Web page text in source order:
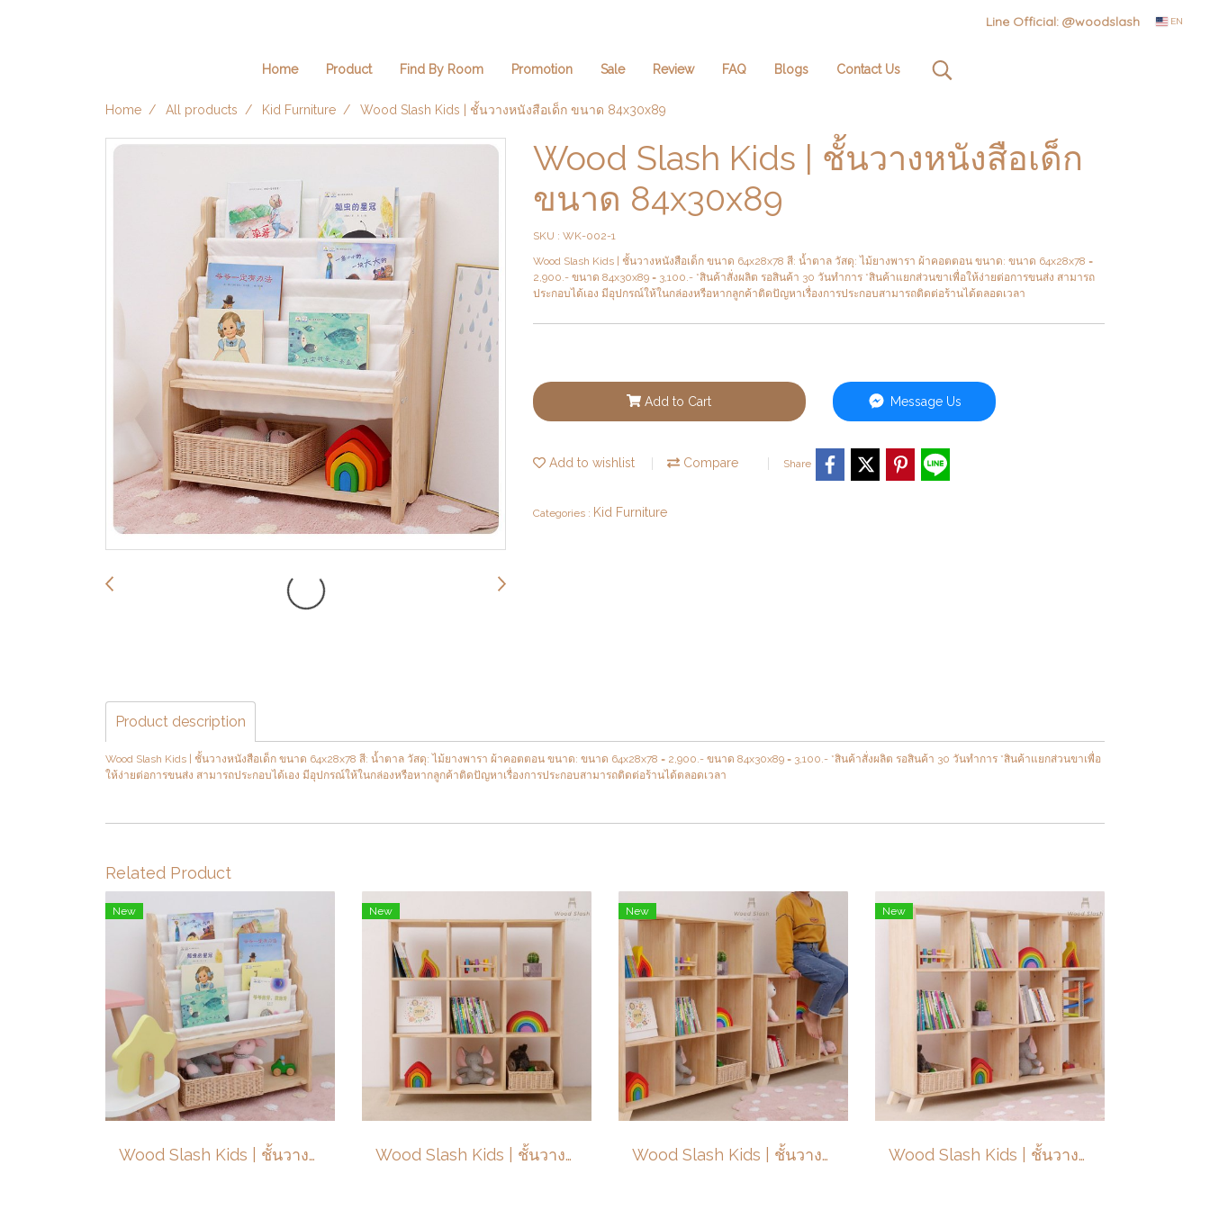
Line Official: @woodslash EN
Home Product Find By Room Promotion Sale Review FAQ Blogs Contact Us
Home All products Kid Furniture Wood Slash Kids | ชั้นวางหนังสือเด็ก ขนาด 84x30x89
Wood Slash Kids | ชั้นวางหนังสือเด็ก
ขนาด 84x30x89
SKU : WK-002-1
Wood Slash Kids | ชั้นวางหนังสือเด็ก ขนาด 64x28x78 สี: น้ำตาล วัสดุ: ไม้ยางพารา ผ้าคอตตอน ขนาด: ขนาด 64x28x78 =
2,900.- ขนาด 84x30x89 = 3,100.- *สินค้าสั่งผลิต รอสินค้า 30 วันทำการ *สินค้าแยกส่วนขาเพื่อให้ง่ายต่อการขนส่ง สามารถ
ประกอบได้เอง มีอุปกรณ์ให้ในกล่องหรือหากลูกค้าติดปัญหาเรื่องการประกอบสามารถติดต่อร้านได้ตลอดเวลา
Add to Cart Message Us
Add to wishlist Compare Share
Categories : Kid Furniture
Product description
Wood Slash Kids | ชั้นวางหนังสือเด็ก ขนาด 64x28x78 สี: น้ำตาล วัสดุ: ไม้ยางพารา ผ้าคอตตอน ขนาด: ขนาด 64x28x78 = 2,900.- ขนาด 84x30x89 = 3,100.- *สินค้าสั่งผลิต รอสินค้า 30 วันทำการ *สินค้าแยกส่วนขาเพื่อ
ให้ง่ายต่อการขนส่ง สามารถประกอบได้เอง มีอุปกรณ์ให้ในกล่องหรือหากลูกค้าติดปัญหาเรื่องการประกอบสามารถติดต่อร้านได้ตลอดเวลา
Related Product
New
Wood Slash Kids | ชั้นวางหนังสือเด็ก ขนาด 64x28x78
New
Wood Slash Kids | ชั้นวางของ ชั้นใส่ของไม้ ชั้นหนังสือไม้ยาพารา 3ชั้น ขนาด 97x30x104 ซม
New
Wood Slash Kids | ชั้นวางของ ชั้นใส่ของไม้ ชั้นหนังสือไม้ยาพารา 2 ชั้น ขนาด 97x30x72 ซม
New
Wood Slash Kids | ชั้นวางของ ชั้นใส่ของไม้ ชั้นหนังสือไม้ยาพารา 3 ชั้น ขนาด 129x30x104 ซม